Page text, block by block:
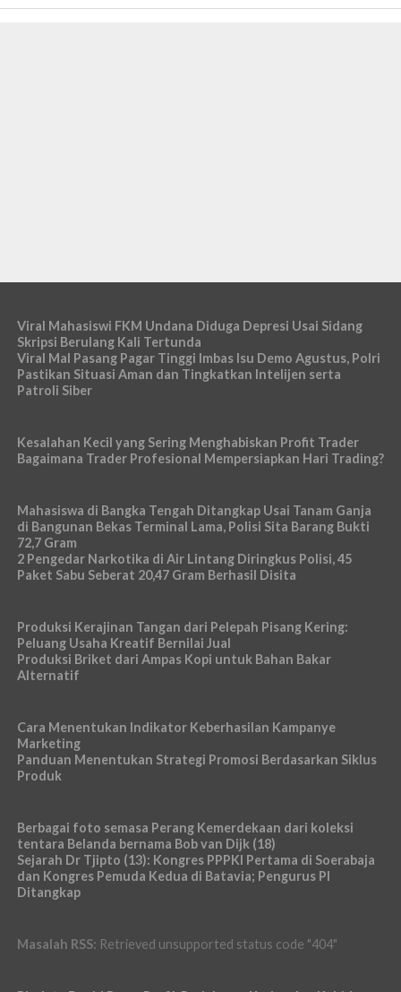
Viral Mahasiswi FKM Undana Diduga Depresi Usai Sidang
Skripsi Berulang Kali Tertunda
Viral Mal Pasang Pagar Tinggi Imbas Isu Demo Agustus, Polri
Pastikan Situasi Aman dan Tingkatkan Intelijen serta
Patroli Siber
Kesalahan Kecil yang Sering Menghabiskan Profit Trader
Bagaimana Trader Profesional Mempersiapkan Hari Trading?
Mahasiswa di Bangka Tengah Ditangkap Usai Tanam Ganja
di Bangunan Bekas Terminal Lama, Polisi Sita Barang Bukti
72,7 Gram
2 Pengedar Narkotika di Air Lintang Diringkus Polisi, 45
Paket Sabu Seberat 20,47 Gram Berhasil Disita
Produksi Kerajinan Tangan dari Pelepah Pisang Kering:
Peluang Usaha Kreatif Bernilai Jual
Produksi Briket dari Ampas Kopi untuk Bahan Bakar
Alternatif
Cara Menentukan Indikator Keberhasilan Kampanye
Marketing
Panduan Menentukan Strategi Promosi Berdasarkan Siklus
Produk
Berbagai foto semasa Perang Kemerdekaan dari koleksi
tentara Belanda bernama Bob van Dijk (18)
Sejarah Dr Tjipto (13): Kongres PPPKI Pertama di Soerabaja
dan Kongres Pemuda Kedua di Batavia; Pengurus PI
Ditangkap
Masalah RSS: Retrieved unsupported status code "404"